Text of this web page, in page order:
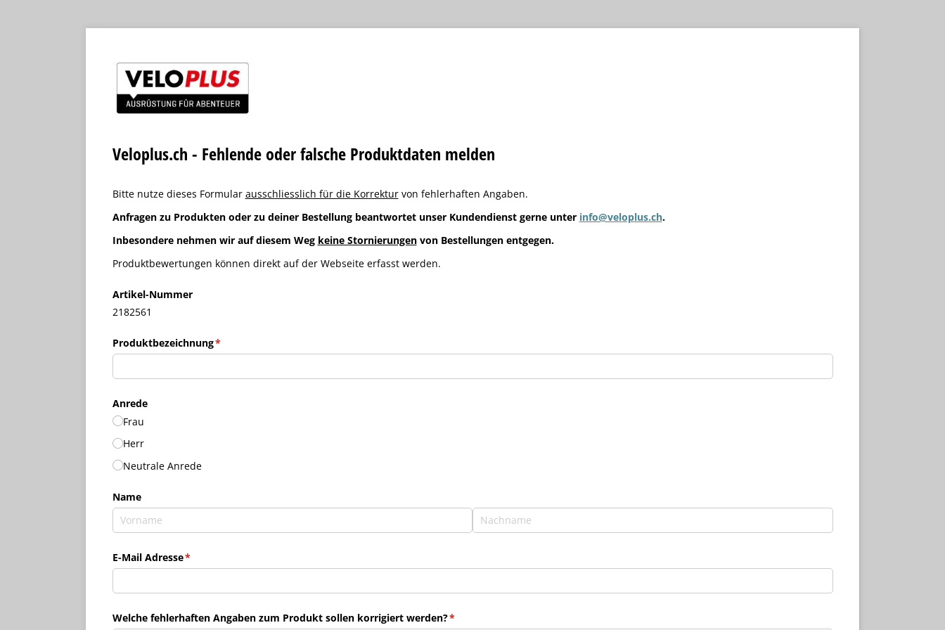
Veloplus.ch - Fehlende oder falsche Produktdaten melden
Bitte nutze dieses Formular ausschliesslich für die Korrekturvon fehlerhaften Angaben.
Anfragen zu Produkten oder zu deiner Bestellung beantwortet unser Kundendienst gerne unter info@veloplus.ch.
Inbesondere nehmen wir auf diesem Weg keine Stornierungenvon Bestellungen entgegen.
Produktbewertungen können direkt auf der Webseite erfasst werden.
Artikel-Nummer
2182561
Produktbezeichnung*
(erforderlich)
Anrede
Frau
Herr
Neutrale Anrede
Name
E-Mail Adresse*
(erforderlich)
Welche fehlerhaften Angaben zum Produkt sollen korrigiert werden?*
(erforderlich)